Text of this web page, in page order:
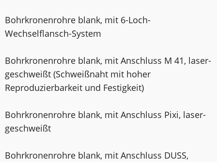
Bohrkronenrohre blank, mit 6-Loch-
Wechselflansch-System
Bohrkronenrohre blank, mit Anschluss M 41, laser­
geschweißt (Schweißnaht mit hoher
Reproduzierbarkeit und Festigkeit)
Bohrkronenrohre blank, mit Anschluss Pixi, laser­
geschweißt
Bohrkronenrohre blank, mit Anschluss DUSS,